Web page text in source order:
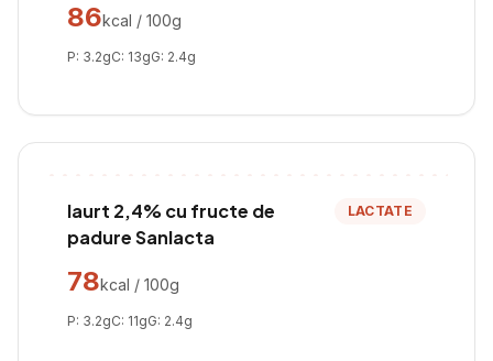
86kcal / 100g
P: 3.2gC: 13gG: 2.4g
Iaurt 2,4% cu fructe de
padure Sanlacta
LACTATE
78kcal / 100g
P: 3.2gC: 11gG: 2.4g